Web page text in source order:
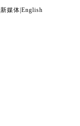
新媒体 English